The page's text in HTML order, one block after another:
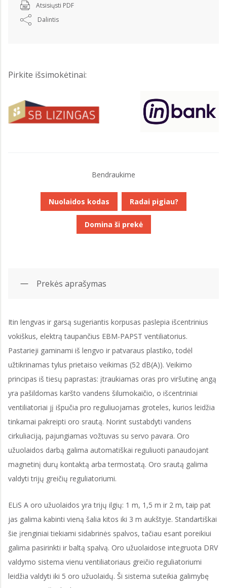
Atsisiųsti PDF
Dalintis
Pirkite išsimokėtinai:
Bendraukime
Nuolaidos kodas Radai pigiau?
Domina ši prekė
Prekės aprašymas
Itin lengvas ir garsą sugeriantis korpusas paslepia išcentrinius
vokiškus, elektrą taupančius EBM-PAPST ventiliatorius.
Pastarieji gaminami iš lengvo ir patvaraus plastiko, todėl
užtikrinamas tylus prietaiso veikimas (52 dB(A)). Veikimo
principas iš tiesų paprastas: įtraukiamas oras pro viršutinę angą
yra pašildomas karšto vandens šilumokaičio, o išcentriniai
ventiliatoriai jį išpučia pro reguliuojamas groteles, kurios leidžia
tinkamai pakreipti oro srautą. Norint sustabdyti vandens
cirkuliaciją, pajungiamas vožtuvas su servo pavara. Oro
užuolaidos darbą galima automatiškai reguliuoti panaudojant
magnetinį durų kontaktą arba termostatą. Oro srautą galima
valdyti trijų greičių reguliatoriumi.
ELiS A oro užuolaidos yra trijų ilgių: 1 m, 1,5 m ir 2 m, taip pat
jas galima kabinti vieną šalia kitos iki 3 m aukštyje. Standartiškai
šie įrenginiai tiekiami sidabrinės spalvos, tačiau esant poreikiui
galima pasirinkti ir baltą spalvą. Oro užuolaidose integruota DRV
valdymo sistema vienu ventiliatoriaus greičio reguliatoriumi
leidžia valdyti iki 5 oro užuolaidų. Ši sistema suteikia galimybę